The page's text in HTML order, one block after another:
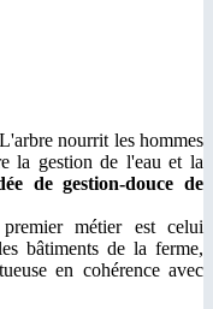
nourrit les hommes
la gestion de l'eau et la
de gestion-douce de
métier est celui
bâtiments de la ferme,
en cohérence avec